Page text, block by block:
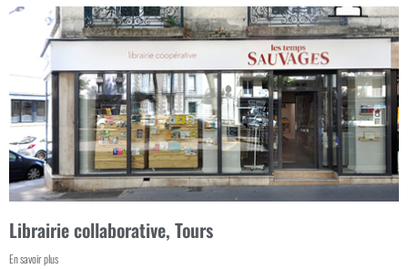
Librairie collaborative, Tours
En savoir plus